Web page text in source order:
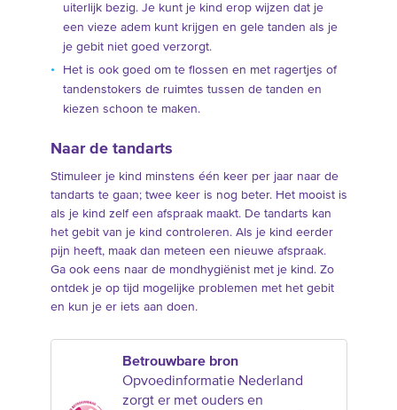
uiterlijk bezig. Je kunt je kind erop wijzen dat je
een vieze adem kunt krijgen en gele tanden als je
je gebit niet goed verzorgt.
Het is ook goed om te flossen en met ragertjes of
tandenstokers de ruimtes tussen de tanden en
kiezen schoon te maken.
Naar de tandarts
Stimuleer je kind minstens één keer per jaar naar de
tandarts te gaan; twee keer is nog beter. Het mooist is
als je kind zelf een afspraak maakt. De tandarts kan
het gebit van je kind controleren. Als je kind eerder
pijn heeft, maak dan meteen een nieuwe afspraak.
Ga ook eens naar de mondhygiënist met je kind. Zo
ontdek je op tijd mogelijke problemen met het gebit
en kun je er iets aan doen.
Betrouwbare bron
Opvoedinformatie Nederland
zorgt er met ouders en